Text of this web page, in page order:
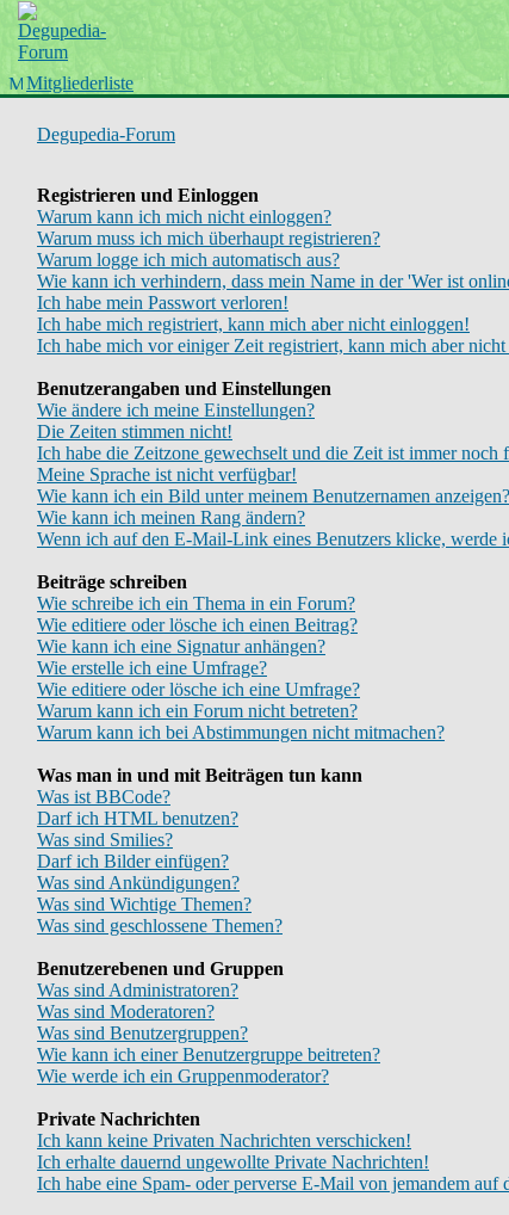
Mitgliederliste
Startseite
Wiki
Forum
Chinboard
Degupedia-Forum
Registrieren und Einloggen
Warum kann ich mich nicht einloggen?
Warum muss ich mich überhaupt registrieren?
Warum logge ich mich automatisch aus?
Wie kann ich verhindern, dass mein Name in der 'Wer ist
Ich habe mein Passwort verloren!
Ich habe mich registriert, kann mich aber nicht einloggen!
Ich habe mich vor einiger Zeit registriert, kann mich aber
Benutzerangaben und Einstellungen
Wie ändere ich meine Einstellungen?
Die Zeiten stimmen nicht!
Ich habe die Zeitzone gewechselt und die Zeit ist immer noch
Meine Sprache ist nicht verfügbar!
Wie kann ich ein Bild unter meinem Benutzernamen anzeigen?
Wie kann ich meinen Rang ändern?
Wenn ich auf den E-Mail-Link eines Benutzers klicke, werde
Beiträge schreiben
Wie schreibe ich ein Thema in ein Forum?
Wie editiere oder lösche ich einen Beitrag?
Wie kann ich eine Signatur anhängen?
Wie erstelle ich eine Umfrage?
Wie editiere oder lösche ich eine Umfrage?
Warum kann ich ein Forum nicht betreten?
Warum kann ich bei Abstimmungen nicht mitmachen?
Was man in und mit Beiträgen tun kann
Was ist BBCode?
Darf ich HTML benutzen?
Was sind Smilies?
Darf ich Bilder einfügen?
Was sind Ankündigungen?
Was sind Wichtige Themen?
Was sind geschlossene Themen?
Benutzerebenen und Gruppen
Was sind Administratoren?
Was sind Moderatoren?
Was sind Benutzergruppen?
Wie kann ich einer Benutzergruppe beitreten?
Wie werde ich ein Gruppenmoderator?
Private Nachrichten
Ich kann keine Privaten Nachrichten verschicken!
Ich erhalte dauernd ungewollte Private Nachrichten!
Ich habe eine Spam- oder perverse E-Mail von jemandem auf